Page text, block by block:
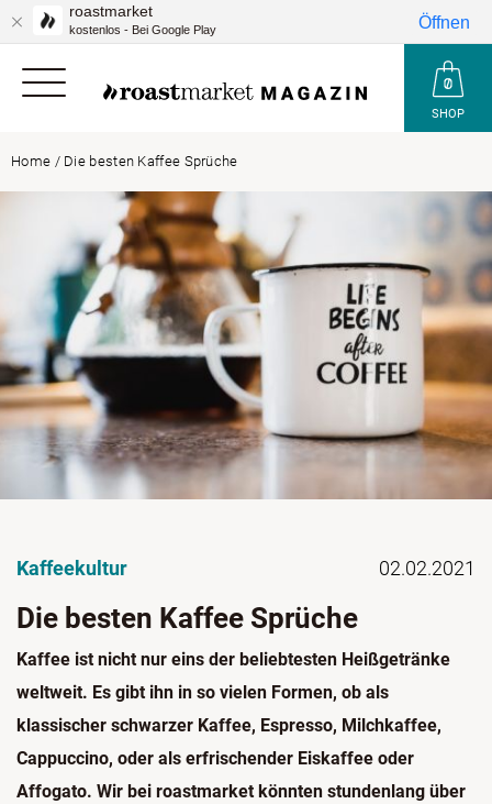
SHOP
Home / Die besten Kaffee Sprüche
Kaffeekultur 02.02.2021
Die besten Kaffee Sprüche
Kaffee ist nicht nur eins der beliebtesten Heißgetränke
weltweit. Es gibt ihn in so vielen Formen, ob als
klassischer schwarzer Kaffee, Espresso, Milchkaffee,
Cappuccino, oder als erfrischender Eiskaffee oder
Affogato. Wir bei roastmarket könnten stundenlang über
roastmarket
kostenlos - Bei Google Play Öffnen